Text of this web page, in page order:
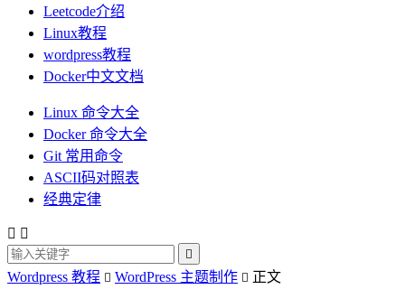
Leetcode介绍
Linux教程
wordpress教程
Docker中文文档
Linux 命令大全
Docker 命令大全
Git 常用命令
ASCII码对照表
经典定律
 

Wordpress 教程  WordPress 主题制作  正文